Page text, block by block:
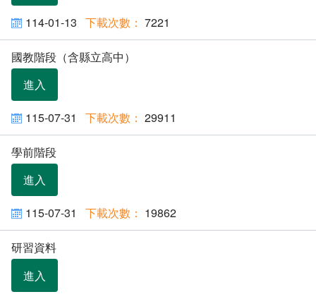
114-01-13 7221
國教階段（含縣立高中）
進入
115-07-31 29911
學前階段
進入
115-07-31 19862
研習資料
進入